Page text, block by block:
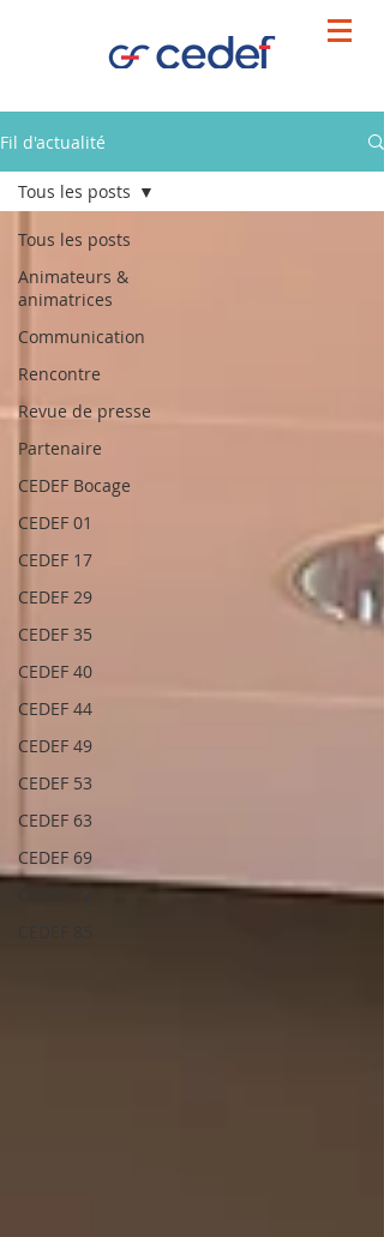
Fil d'actualité
Tous les posts
Animateurs &
animatrices
Communication
Rencontre
Revue de presse
Partenaire
CEDEF Bocage
CEDEF 01
CEDEF 17
CEDEF 29
CEDEF 35
CEDEF 40
CEDEF 44
CEDEF 49
CEDEF 53
CEDEF 63
CEDEF 69
CEDEF 72
Tous les posts